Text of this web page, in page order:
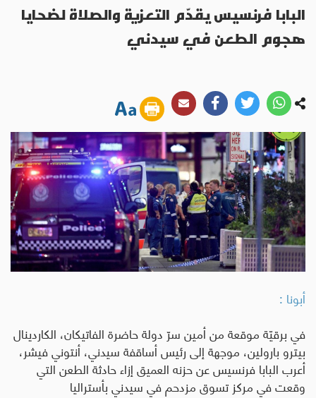
البابا فرنسيس يقدّم التعزية والصلاة لضحايا
هجوم الطعن في سيدني
أبونا :
في برقيّة موقعة من أمين سرّ دولة حاضرة الفاتيكان، الكاردينال
بيترو بارولين، موجهة إلى رئيس أساقفة سيدني، أنتوني فيشر،
أعرب البابا فرنسيس عن حزنه العميق إزاء حادثة الطعن التي
وقعت في مركز تسوق مزدحم في سيدني بأستراليا